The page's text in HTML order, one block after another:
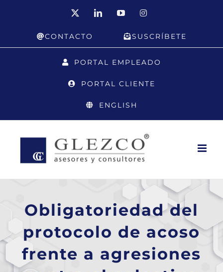
LinkedInYouTubeInstagram
CONTACTO SUSCRÍBETE
PORTAL EMPLEADO
PORTAL CLIENTE
ENGLISH
Obligatoriedad del
protocolo de acoso
frente a agresiones